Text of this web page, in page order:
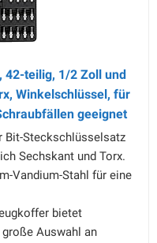
42-teilig, 1/2 Zoll und
Winkelschlüssel, für
geeignet
Bit-Steckschlüsselsatz
Sechskant und Torx.
Vandium-Stahl für eine
bietet
Auswahl an